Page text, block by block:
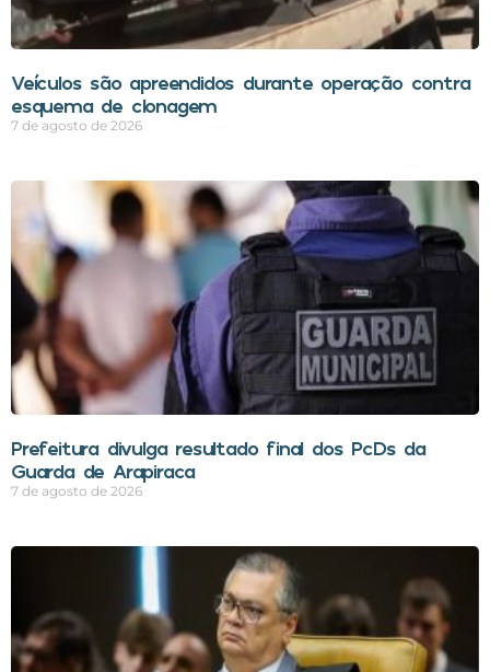
Veículos são apreendidos durante operação contra
esquema de clonagem
7 de agosto de 2026
Prefeitura divulga resultado final dos PcDs da
Guarda de Arapiraca
7 de agosto de 2026